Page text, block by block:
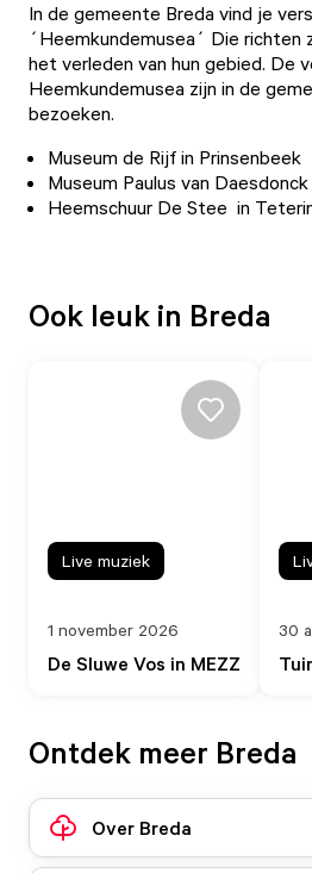
In de gemeente Breda vind je
´Heemkundemusea´ Die richten
het verleden van hun gebied. De
Heemkundemusea zijn in de
bezoeken.
Museum de Rijf in Prinsenbeek
Museum Paulus van Daesdonck
Heemschuur De Stee in
Ook leuk in Breda
De Sluwe Vos in MEZZ
1 november 2026
Live muziek
30
Ontdek meer Breda
Over Breda